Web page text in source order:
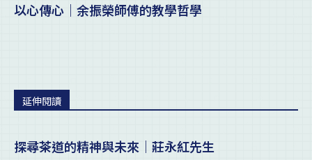
以心傳心｜余振榮師傅的教學哲學
延伸閱讀
探尋茶道的精神與未來｜莊永紅先生